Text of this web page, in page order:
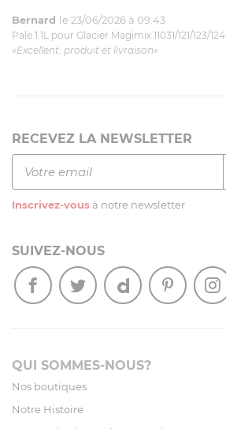
Bernard le 23/06/2026 à 09:43
Pale 1.1L pour Glacier Magimix 11031/121/123/124
«Excellent: produit et livraison»
RECEVEZ LA NEWSLETTER
Inscrivez-vous à notre newsletter
SUIVEZ-NOUS
QUI SOMMES-NOUS?
Nos boutiques
Notre Histoire